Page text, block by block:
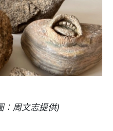
：周文志提供)